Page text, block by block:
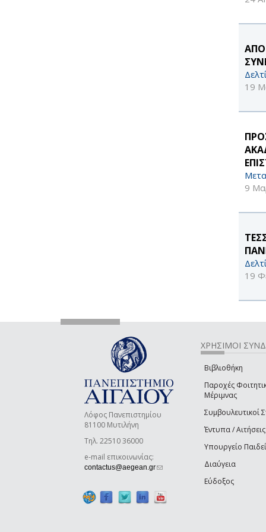
19
9
19
Λόφος Πανεπιστημίου
81100 Μυτιλήνη
Τηλ. 22510 36000
e-mail επικοινωνίας:
contactus@aegean.gr(link sends e-mail)
ΧΡΗΣΙΜΟΙ
Βιβλιοθήκη
Παροχές
Μέριμνας
Συμβουλευτικοί
Έντυπα / Αιτήσεις
Υπουργείο
Διαύγεια
Εύδοξος